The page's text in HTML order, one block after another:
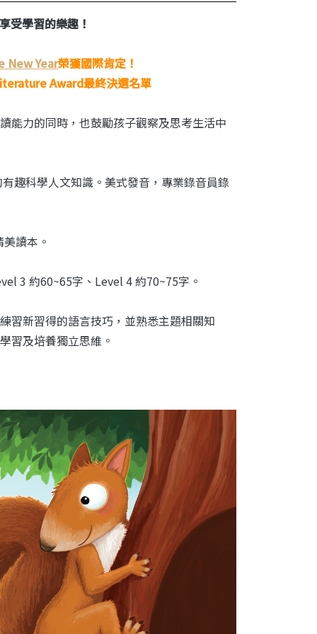
受學習的樂趣！
New Year榮獲國際肯定！
Award最終決選名單
能力的同時，也鼓勵孩子觀察及思考生活中
趣科學人文知識。美式發音，專業錄音員錄
讀本。
3 約60~65字、Level 4 約70~75字。
習新習得的語言技巧，並熟悉主題相關知
習及培養獨立思維。